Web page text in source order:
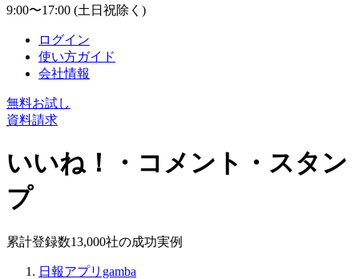
9:00〜17:00 (土日祝除く)
ログイン
使い方ガイド
会社情報
無料お試し
資料請求
いいね！・コメント・スタン
プ
累計登録数13,000社の成功実例
日報アプリgamba